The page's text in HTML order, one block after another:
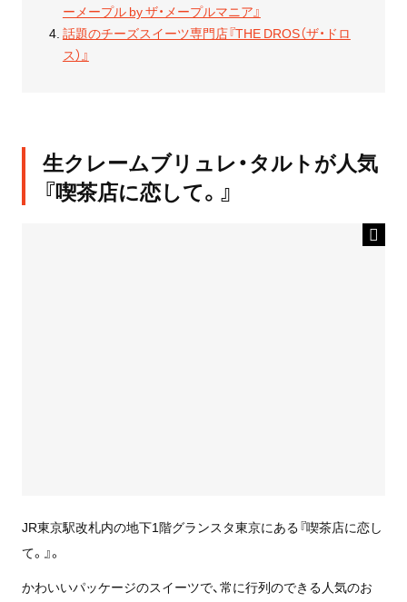
ーメープル by ザ・メープルマニア』
話題のチーズスイーツ専門店『THE DROS（ザ・ドロ
ス）』
生クレームブリュレ・タルトが人気
『喫茶店に恋して。』
JR東京駅改札内の地下1階グランスタ東京にある『喫茶店に恋し
て。』。
かわいいパッケージのスイーツで、常に行列のできる人気のお